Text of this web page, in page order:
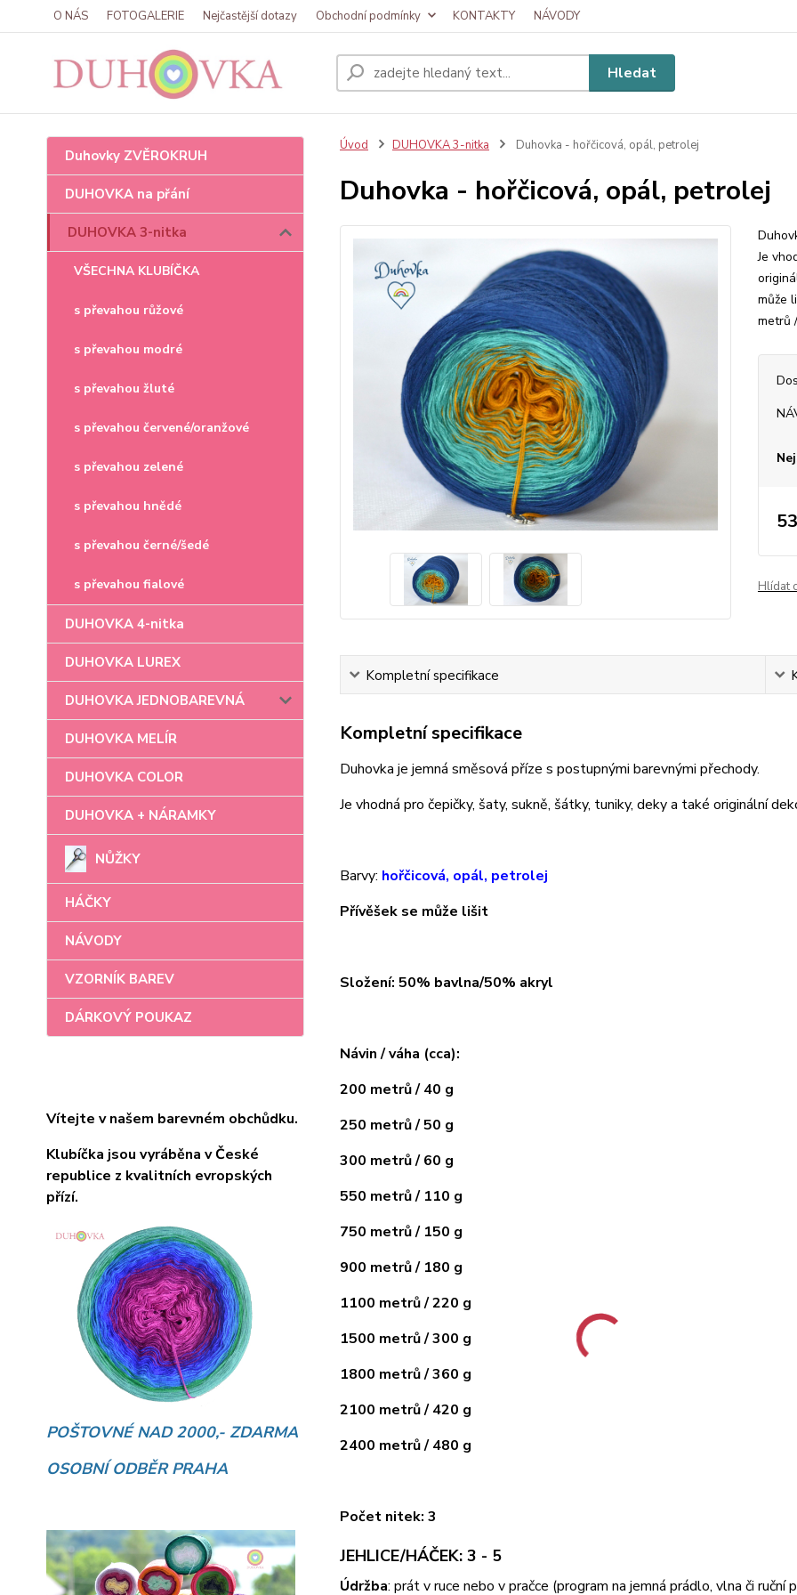
O NÁS FOTOGALERIE Nejčastější dotazy Obchodní podmínky KONTAKTY NÁVODY
Hledat
Duhovky ZVĚROKRUH
DUHOVKA na přání
DUHOVKA 3-nitka
VŠECHNA KLUBÍČKA
s převahou růžové
s převahou modré
s převahou žluté
s převahou červené/oranžové
s převahou zelené
s převahou hnědé
s převahou černé/šedé
s převahou fialové
DUHOVKA 4-nitka
DUHOVKA LUREX
DUHOVKA JEDNOBAREVNÁ
DUHOVKA MELÍR
DUHOVKA COLOR
DUHOVKA + NÁRAMKY
NŮŽKY
HÁČKY
NÁVODY
VZORNÍK BAREV
DÁRKOVÝ POUKAZ
Vítejte v našem barevném obchůdku.
Klubíčka jsou vyráběna v České
republice z kvalitních evropských
přízí.
POŠTOVNÉ NAD 2000,- ZDARMA
OSOBNÍ ODBĚR PRAHA
Úvod DUHOVKA 3-nitka Duhovka - hořčicová, opál, petrolej
Duhovka - hořčicová, opál, petrolej
Je
může
metrů
Hlídat
Kompletní specifikace
Kompletní specifikace
Duhovka je jemná směsová příze s postupnými barevnými přechody.
Je vhodná pro čepičky, šaty, sukně, šátky, tuniky, deky a také originální
Barvy: hořčicová, opál, petrolej
Přívěšek se může lišit
Složení: 50% bavlna/50% akryl
Návin / váha (cca):
200 metrů / 40 g
250 metrů / 50 g
300 metrů / 60 g
550 metrů / 110 g
750 metrů / 150 g
900 metrů / 180 g
1100 metrů / 220 g
1500 metrů / 300 g
1800 metrů / 360 g
2100 metrů / 420 g
2400 metrů / 480 g
Počet nitek: 3
JEHLICE/HÁČEK: 3 - 5
Údržba: prát v ruce nebo v pračce (program na jemná prádlo, vlna či